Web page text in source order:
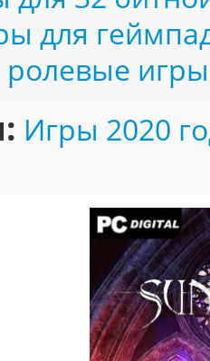
для
ролевые игры
Игры 2020